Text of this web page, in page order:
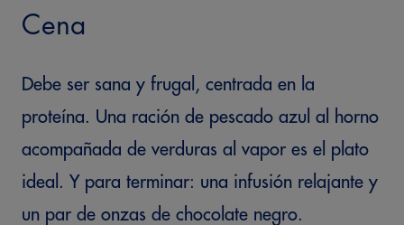
Cena
Debe ser sana y frugal, centrada en la
proteína. Una ración de pescado azul al horno
acompañada de verduras al vapor es el plato
ideal. Y para terminar: una infusión relajante y
un par de onzas de chocolate negro.